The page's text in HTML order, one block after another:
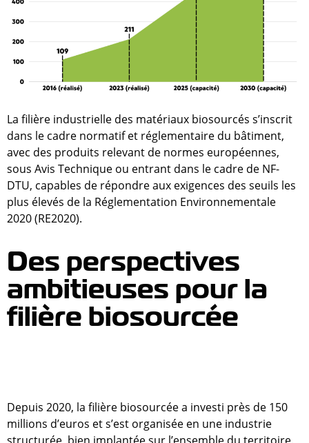
La filière industrielle des matériaux biosourcés s’inscrit
dans le cadre normatif et réglementaire du bâtiment,
avec des produits relevant de normes européennes,
sous Avis Technique ou entrant dans le cadre de NF-
DTU, capables de répondre aux exigences des seuils les
plus élevés de la Réglementation Environnementale
2020 (RE2020).
Des perspectives
ambitieuses pour la
filière biosourcée
Depuis 2020, la filière biosourcée a investi près de 150
millions d’euros et s’est organisée en une industrie
structurée, bien implantée sur l’ensemble du territoire.